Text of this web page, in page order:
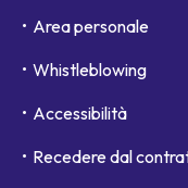
Area personale
Whistleblowing
Accessibilità
Recedere dal